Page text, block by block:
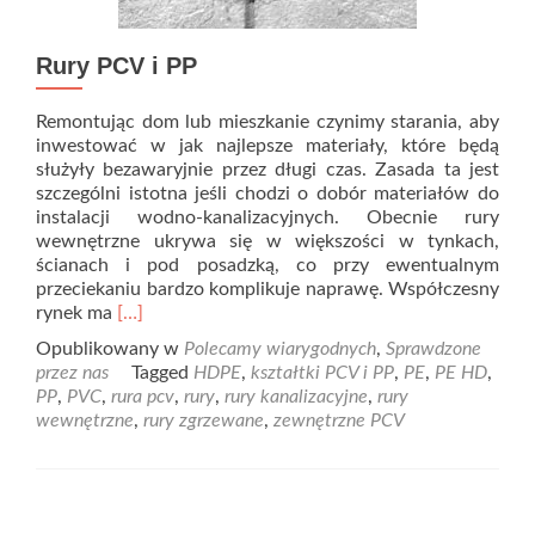
Rury PCV i PP
Remontując dom lub mieszkanie czynimy starania, aby
inwestować w jak najlepsze materiały, które będą
służyły bezawaryjnie przez długi czas. Zasada ta jest
szczególni istotna jeśli chodzi o dobór materiałów do
instalacji wodno-kanalizacyjnych. Obecnie rury
wewnętrzne ukrywa się w większości w tynkach,
ścianach i pod posadzką, co przy ewentualnym
przeciekaniu bardzo komplikuje naprawę. Współczesny
rynek ma Read
about
Rury
PCV
i
[…]
Opublikowany w Polecamy wiarygodnych, Sprawdzone
przez nas
Tagged HDPE, kształtki PCV i PP, PE, PE HD,
PP, PVC, rura pcv, rury, rury kanalizacyjne, rury
wewnętrzne, rury zgrzewane, zewnętrzne PCV